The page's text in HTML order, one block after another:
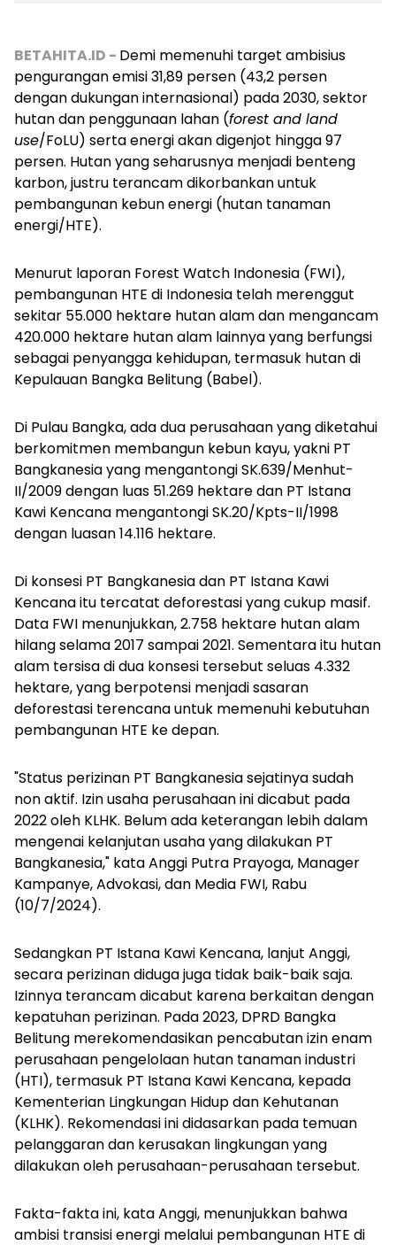
BETAHITA.ID - Demi memenuhi target ambisius
pengurangan emisi 31,89 persen (43,2 persen
dengan dukungan internasional) pada 2030, sektor
hutan dan penggunaan lahan (forest and land
use/FoLU) serta energi akan digenjot hingga 97
persen. Hutan yang seharusnya menjadi benteng
karbon, justru terancam dikorbankan untuk
pembangunan kebun energi (hutan tanaman
energi/HTE).
Menurut laporan Forest Watch Indonesia (FWI),
pembangunan HTE di Indonesia telah merenggut
sekitar 55.000 hektare hutan alam dan mengancam
420.000 hektare hutan alam lainnya yang berfungsi
sebagai penyangga kehidupan, termasuk hutan di
Kepulauan Bangka Belitung (Babel).
Di Pulau Bangka, ada dua perusahaan yang diketahui
berkomitmen membangun kebun kayu, yakni PT
Bangkanesia yang mengantongi SK.639/Menhut-
II/2009 dengan luas 51.269 hektare dan PT Istana
Kawi Kencana mengantongi SK.20/Kpts-II/1998
dengan luasan 14.116 hektare.
Di konsesi PT Bangkanesia dan PT Istana Kawi
Kencana itu tercatat deforestasi yang cukup masif.
Data FWI menunjukkan, 2.758 hektare hutan alam
hilang selama 2017 sampai 2021. Sementara itu hutan
alam tersisa di dua konsesi tersebut seluas 4.332
hektare, yang berpotensi menjadi sasaran
deforestasi terencana untuk memenuhi kebutuhan
pembangunan HTE ke depan.
"Status perizinan PT Bangkanesia sejatinya sudah
non aktif. Izin usaha perusahaan ini dicabut pada
2022 oleh KLHK. Belum ada keterangan lebih dalam
mengenai kelanjutan usaha yang dilakukan PT
Bangkanesia," kata Anggi Putra Prayoga, Manager
Kampanye, Advokasi, dan Media FWI, Rabu
(10/7/2024).
Sedangkan PT Istana Kawi Kencana, lanjut Anggi,
secara perizinan diduga juga tidak baik-baik saja.
Izinnya terancam dicabut karena berkaitan dengan
kepatuhan perizinan. Pada 2023, DPRD Bangka
Belitung merekomendasikan pencabutan izin enam
perusahaan pengelolaan hutan tanaman industri
(HTI), termasuk PT Istana Kawi Kencana, kepada
Kementerian Lingkungan Hidup dan Kehutanan
(KLHK). Rekomendasi ini didasarkan pada temuan
pelanggaran dan kerusakan lingkungan yang
dilakukan oleh perusahaan-perusahaan tersebut.
Fakta-fakta ini, kata Anggi, menunjukkan bahwa
ambisi transisi energi melalui pembangunan HTE di